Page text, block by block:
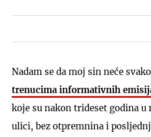
Nadam se da moj sin neće
trenucima informativnih
koje su nakon trideset godina
ulici, bez otpremnina i